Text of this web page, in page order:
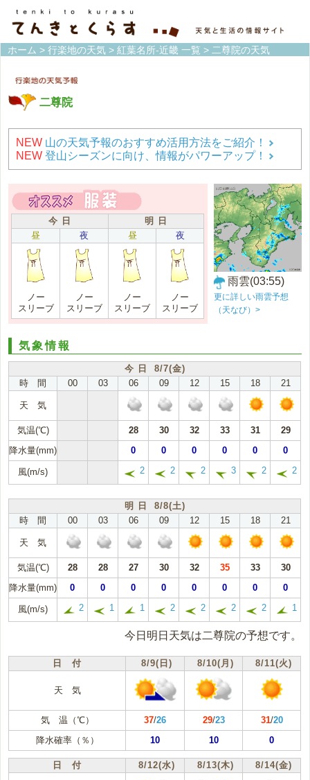
ホーム > 行楽地の天気 > 紅葉名所-近畿 一覧 > 二尊院の天気
二尊院
NEW 山の天気予報のおすすめ活用方法をご紹介！
NEW 登山シーズンに向け、情報がパワーアップ！
今 日
明 日
昼
夜 昼 夜
ノー
スリーブ
ノー
スリーブ
ノー
スリーブ
ノー
スリーブ
雨雲(03:55)
更に詳しい雨雲予想
（天なび）>
気象情報
今 日 8/7(金)
時 間
00 03 06 09 12 15 18 21
天 気
気温(℃) 28 30 32 33 31
29
降水量(mm)
0 0 0 0 0 0
風(m/s) 2 2 2 3 2 2
明 日 8/8(土)
時 間
00 03 06 09 12 15 18 21
天 気
気温(℃) 28 28 27 30 32 35 33
30
降水量(mm)
0 0 0 0 0 0 0 0
風(m/s) 2 1 1 2 2 2 2 1
今日明日天気は二尊院の予想です。
日 付 8/9(日) 8/10(月) 8/11(火)
天 気
気 温（℃） 37/26 29/23 31/20
降水確率（％）
10 10 0
日 付 8/12(水) 8/13(木) 8/14(金)